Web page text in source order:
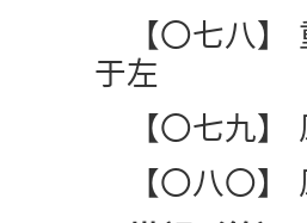
【〇七八
于左
【〇七九
【〇八〇